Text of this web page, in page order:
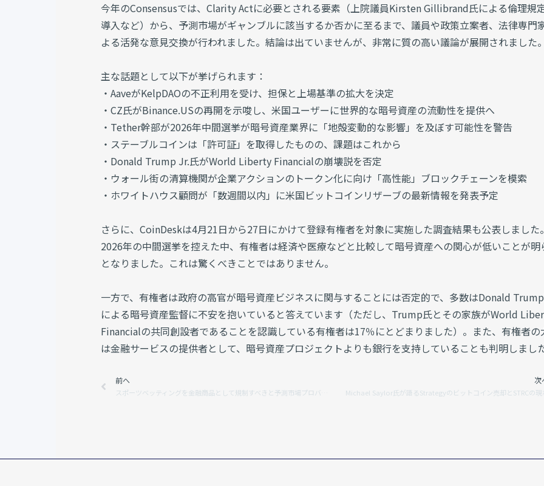
今年のConsensusでは、Clarity Actに必要とされる要素（上院議員Kirsten Gillibrand氏による倫理規
導入など）から、予測市場がギャンブルに該当するか否かに至るまで、議員や政策立案者、法律専門
よる活発な意見交換が行われました。結論は出ていませんが、非常に質の高い議論が展開されました。
主な話題として以下が挙げられます：
・AaveがKelpDAOの不正利用を受け、担保と上場基準の拡大を決定
・CZ氏がBinance.USの再開を示唆し、米国ユーザーに世界的な暗号資産の流動性を提供へ
・Tether幹部が2026年中間選挙が暗号資産業界に「地殻変動的な影響」を及ぼす可能性を警告
・ステーブルコインは「許可証」を取得したものの、課題はこれから
・Donald Trump Jr.氏がWorld Liberty Financialの崩壊説を否定
・ウォール街の清算機関が企業アクションのトークン化に向け「高性能」ブロックチェーンを模索
・ホワイトハウス顧問が「数週間以内」に米国ビットコインリザーブの最新情報を発表予定
さらに、CoinDeskは4月21日から27日にかけて登録有権者を対象に実施した調査結果も公表しました。
2026年の中間選挙を控えた中、有権者は経済や医療などと比較して暗号資産への関心が低いことが明
となりました。これは驚くべきことではありません。
一方で、有権者は政府の高官が暗号資産ビジネスに関与することには否定的で、多数はDonald
による暗号資産監督に不安を抱いていると答えています（ただし、Trump氏とその家族がWorld
Financialの共同創設者であることを認識している有権者は17％にとどまりました）。また、有権者の
は金融サービスの提供者として、暗号資産プロジェクトよりも銀行を支持していることも判明しました
Prev
前へ 次
Michael Saylor氏が語るStrategyのビットコイン売却とSTRCの現